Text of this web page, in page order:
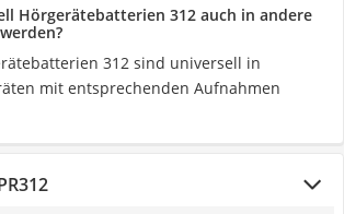
Hörgerätebatterien 312 auch in andere
312 sind universell in
mit entsprechenden Aufnahmen